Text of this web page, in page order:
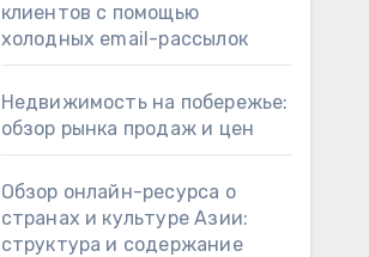
клиентов с помощью
холодных email-рассылок
Недвижимость на побережье:
обзор рынка продаж и цен
Обзор онлайн-ресурса о
странах и культуре Азии:
структура и содержание